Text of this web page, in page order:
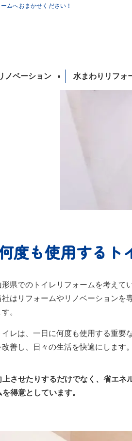
ムへおまかせください！
ノベーション 水まわりリフォ
度も使用する
形県でのトイレリフォームを考えて
社はリフォームやリノベーションを
す。
イレは、一日に何度も使用する重
改善し、日々の生活を快適にします。
させたりするだけでなく、省エ
得意としています。